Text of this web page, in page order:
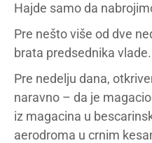
Hajde samo da
Pre nešto više od dve
brata predsednika vlade.
Pre nedelju dana,
naravno – da je
iz magacina u
aerodroma u crnim